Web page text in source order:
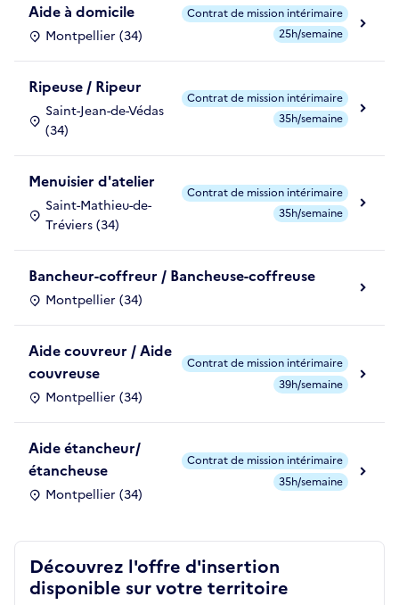
Aide à domicile
Montpellier (34)
Contrat de mission intérimaire
25h/semaine
Ripeuse / Ripeur
Saint-Jean-de-Védas
(34)
Contrat de mission intérimaire
35h/semaine
Menuisier d'atelier
Saint-Mathieu-de-
Tréviers (34)
Contrat de mission intérimaire
35h/semaine
Bancheur-coffreur / Bancheuse-coffreuse
Montpellier (34)
Aide couvreur / Aide
couvreuse
Montpellier (34)
Contrat de mission intérimaire
39h/semaine
Aide étancheur/
étancheuse
Montpellier (34)
Contrat de mission intérimaire
35h/semaine
Découvrez l'offre d'insertion
disponible sur votre territoire